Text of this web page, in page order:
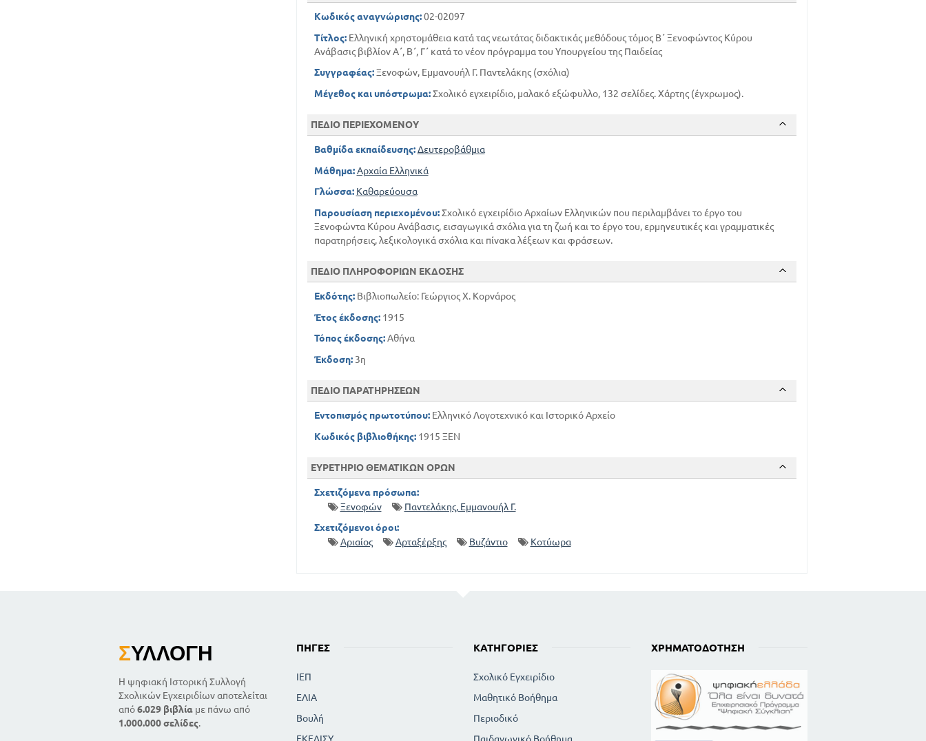
Κωδικός αναγνώρισης:02-02097
Τίτλος:Ελληνική χρηστομάθεια κατά τας νεωτάτας διδακτικάς μεθόδους τόμος Β΄ Ξενοφώντος Κύρου
Ανάβασις βιβλίον Α΄, Β΄, Γ΄ κατά το νέον πρόγραμμα του Υπουργείου της Παιδείας
Συγγραφέας:Ξενοφών, Εμμανουήλ Γ. Παντελάκης (σχόλια)
Μέγεθος και υπόστρωμα:Σχολικό εγχειρίδιο, μαλακό εξώφυλλο, 132 σελίδες. Χάρτης (έγχρωμος).
ΠΕΔΙΟ ΠΕΡΙΕΧΟΜΕΝΟΥ
Βαθμίδα εκπαίδευσης: Δευτεροβάθμια
Μάθημα: Αρχαία Ελληνικά
Γλώσσα: Καθαρεύουσα
Παρουσίαση περιεχομένου:Σχολικό εγχειρίδιο Αρχαίων Ελληνικών που περιλαμβάνει το έργο του
Ξενοφώντα Κύρου Ανάβασις, εισαγωγικά σχόλια για τη ζωή και το έργο του, ερμηνευτικές και γραμματικές
παρατηρήσεις, λεξικολογικά σχόλια και πίνακα λέξεων και φράσεων.
ΠΕΔΙΟ ΠΛΗΡΟΦΟΡΙΩΝ ΕΚΔΟΣΗΣ
Εκδότης:Βιβλιοπωλείο: Γεώργιος Χ. Κορνάρος
Έτος έκδοσης:1915
Τόπος έκδοσης:Αθήνα
Έκδοση:3η
ΠΕΔΙΟ ΠΑΡΑΤΗΡΗΣΕΩΝ
Εντοπισμός πρωτοτύπου:Ελληνικό Λογοτεχνικό και Ιστορικό Αρχείο
Κωδικός βιβλιοθήκης:1915 ΞΕΝ
ΕΥΡΕΤΗΡΙΟ ΘΕΜΑΤΙΚΩΝ ΟΡΩΝ
Σχετιζόμενα πρόσωπα:
Ξενοφών
Παντελάκης, Εμμανουήλ Γ.
Σχετιζόμενοι όροι:
Αριαίος
Αρταξέρξης Βυζάντιο Κοτύωρα
ΣΥΛΛΟΓΉ
Η ψηφιακή Ιστορική Συλλογή
Σχολικών Εγχειριδίων αποτελείται
από6.029 βιβλία με πάνω από
1.000.000 σελίδες.
ΠΗΓΈΣ
ΙΕΠ
ΕΛΙΑ
Βουλή
ΚΑΤΗΓΟΡΊΕΣ
Σχολικό Εγχειρίδιο
Μαθητικό Βοήθημα
Περιοδικό
ΧΡΗΜΑΤΟΔΌΤΗΣΗ